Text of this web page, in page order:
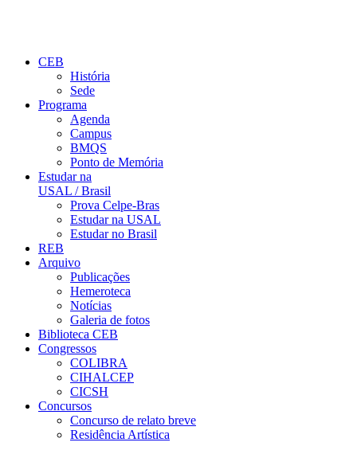
CEB
História
Sede
Programa
Agenda
Campus
BMQS
Ponto de Memória
Estudar na
USAL / Brasil
Prova Celpe-Bras
Estudar na USAL
Estudar no Brasil
REB
Arquivo
Publicações
Hemeroteca
Notícias
Galeria de fotos
Biblioteca CEB
Congressos
COLIBRA
CIHALCEP
CICSH
Concursos
Concurso de relato breve
Residência Artística